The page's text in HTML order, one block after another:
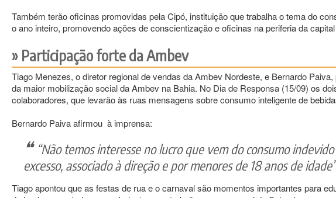
Também terão oficinas promovidas pela Cipó, instituição que trabalha o tema do
o ano inteiro, promovendo ações de conscientização e oficinas na periferia da
Participação forte da Ambev
Tiago Menezes, o diretor regional de vendas da Ambev Nordeste, e Bernardo
da maior mobilização social da Ambev na Bahia. No Dia de Responsa (15/09) os
colaboradores, que levarão às ruas mensagens sobre consumo inteligente de
Bernardo Paiva afirmou à imprensa:
“Não temos interesse no lucro que vem do consumo
excesso, associado à direção e por menores de 18 anos de idade”
Tiago apontou que as festas de rua e o carnaval são momentos importantes para